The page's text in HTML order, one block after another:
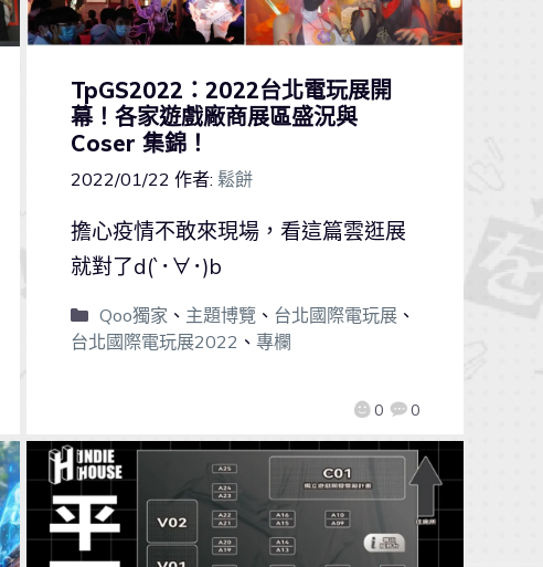
TpGS2022：2022台北電玩展開
幕！各家遊戲廠商展區盛況與
Coser 集錦！
2022/01/22 作者: 鬆餅
0 0
擔心疫情不敢來現場，看這篇雲逛展
就對了d(`･∀･)b
Qoo獨家 、 主題博覽、 台北國際電玩展、
台北國際電玩展2022 、 專欄